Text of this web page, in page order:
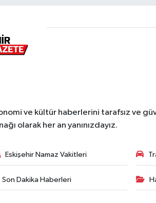
ve kültür haberlerini tarafsız ve
olarak her an yanınızdayız.
Eskişehir Namaz Vakitleri
Son Dakika Haberleri